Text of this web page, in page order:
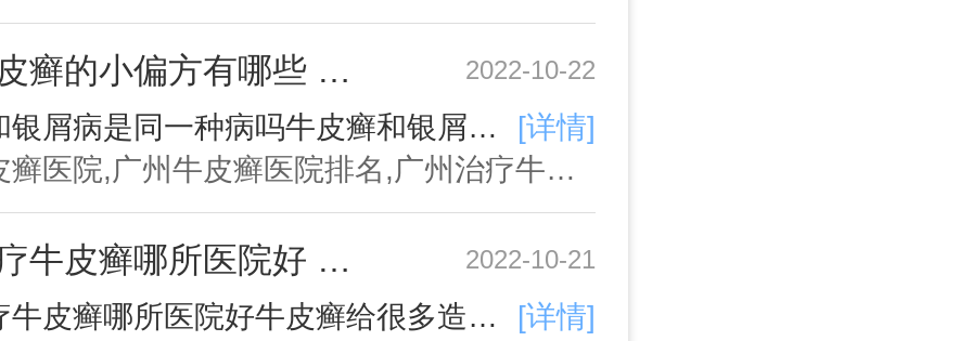
治疗牛皮癣的小偏方有哪些 广州治疗牛皮癣的医院 2022-10-22
牛皮癣和银屑病是同一种病吗牛皮癣和银屑病都适生活中比较常见的皮肤疾病，相信我们许多的朋友们对于牛皮癣和银屑病都是比较熟悉的，但是也有一些朋友们对于牛皮癣和银屑病是比较陌生的，那么牛皮癣和银屑病是不是一种病?下面我们就来一起详细的看看。牛皮癣和银屑病都是比较常见的皮肤疾
[详情]
广州牛皮癣医院,广州牛皮癣医院排名,广州治疗牛皮癣医院哪家好,广州牛皮癣专科医院,广州牛皮癣医院哪家好,广州哪里治疗牛皮癣专业
广州治疗牛皮癣哪所医院好 关节型牛皮癣好治吗 2022-10-21
广州治疗牛皮癣哪所医院好牛皮癣给很多造成了严重的困扰，要早发现早治疗，治疗牛皮癣建议到当地专业的医院进行系统治疗，这样可有效改善牛皮癣。同时在接受治疗的时候也要积极配合。牛皮癣怎样治果好牛皮癣在平时的时候是比较常见的一种疾病，在得了这种疾病以后的治疗方法
[详情]